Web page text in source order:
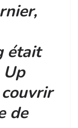
était
de